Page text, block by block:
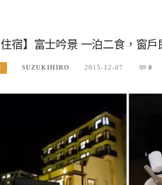
住宿】富士吟景 一泊二食，窗
SUZUKIHIRO 2015-12-07 0